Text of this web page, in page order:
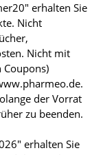
erhalten Sie
Nicht
Nicht mit
der Vorrat
zu beenden.
erhalten Sie